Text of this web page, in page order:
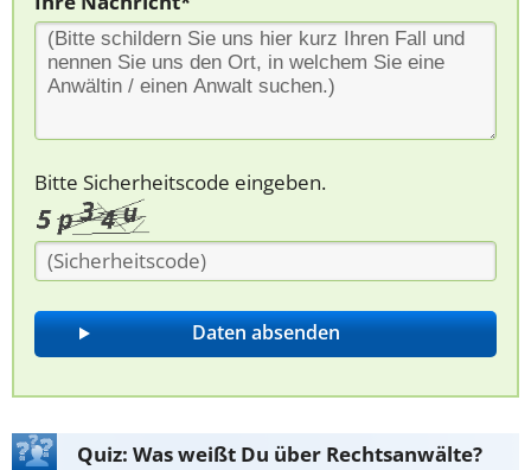
Bitte Sicherheitscode eingeben.
Quiz: Was weißt Du über Rechtsanwälte?